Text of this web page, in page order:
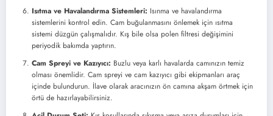
Isıtma ve Havalandırma Sistemleri: Isınma ve havalandırma
sistemlerini kontrol edin. Cam buğulanmasını önlemek için ısıtma
sistemi düzgün çalışmalıdır. Kış bile olsa polen filtresi değişimini
periyodik bakımda yaptırın.
Cam Spreyi ve Kazıyıcı: Buzlu veya karlı havalarda camınızın temiz
olması önemlidir. Cam spreyi ve cam kazıyıcı gibi ekipmanları araç
içinde bulundurun. İlave olarak aracınızın ön camına akşam örtmek için
örtü de hazırlayabilirsiniz.